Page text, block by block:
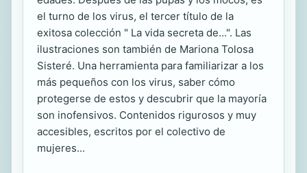
el turno de los virus, el tercer título de la
exitosa colección " La vida secreta de...". Las
ilustraciones son también de Mariona Tolosa
Sisteré. Una herramienta para familiarizar a los
más pequeños con los virus, saber cómo
protegerse de estos y descubrir que la mayoría
son inofensivos. Contenidos rigurosos y muy
accesibles, escritos por el colectivo de
mujeres...